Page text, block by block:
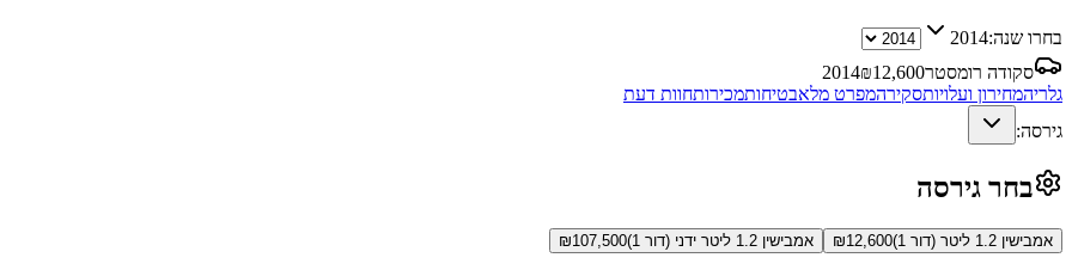
בחרו שנה:2014
סקודה רומסטר
2014₪12,600
גלריהמחירון ועלויותסקירהמפרט מלאבטיחותמכירותחוות דעת
גירסה:
בחר גירסה
אמבישין 1.2 ליטר (דור 1) ₪12,600 אמבישין 1.2 ליטר ידני (דור 1) ₪107,500